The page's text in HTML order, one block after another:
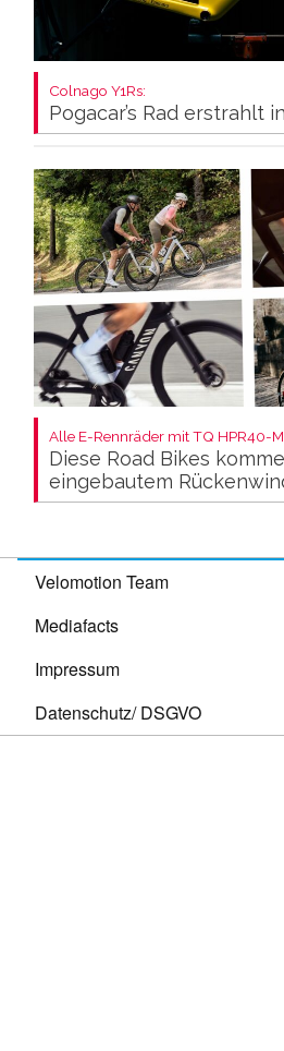
Colnago Y1Rs:
Pogacar’s Rad erstrahlt
Alle E-Rennräder mit TQ HPR40-
Diese Road Bikes
eingebautem
Velomotion Team
Mediafacts
Impressum
Datenschutz/ DSGVO